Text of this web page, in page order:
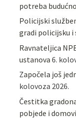
potreba
Policijski
gradi policijsku
Ravnateljica
ustanova 6.
Započela još
kolovoza 2026.
Čestitka
pobjede i